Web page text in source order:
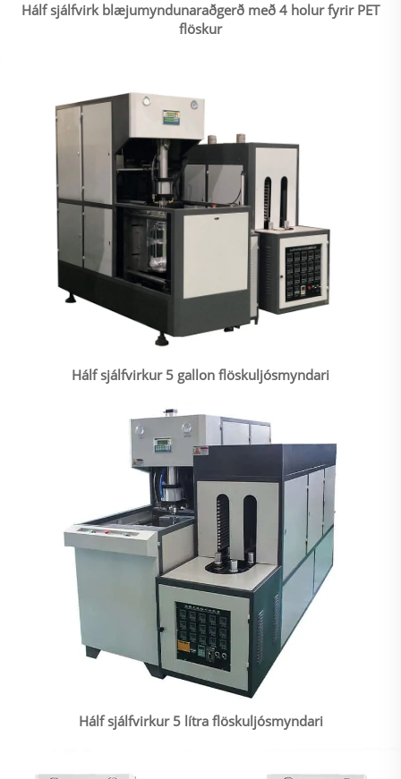
Hálf sjálfvirk blæjumyndunaraðgerð með 4 holur fyrir PET
flöskur
Hálf sjálfvirkur 5 gallon flöskuljósmyndari
Hálf sjálfvirkur 5 lítra flöskuljósmyndari